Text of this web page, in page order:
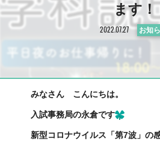
ます！
2022.07.27 お知
みなさん こんにちは。
入試事務局の永倉です
新型コロナウイルス「第7波」の